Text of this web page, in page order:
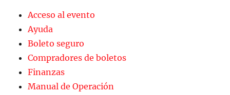
Acceso al evento
Ayuda
Boleto seguro
Compradores de boletos
Finanzas
Manual de Operación